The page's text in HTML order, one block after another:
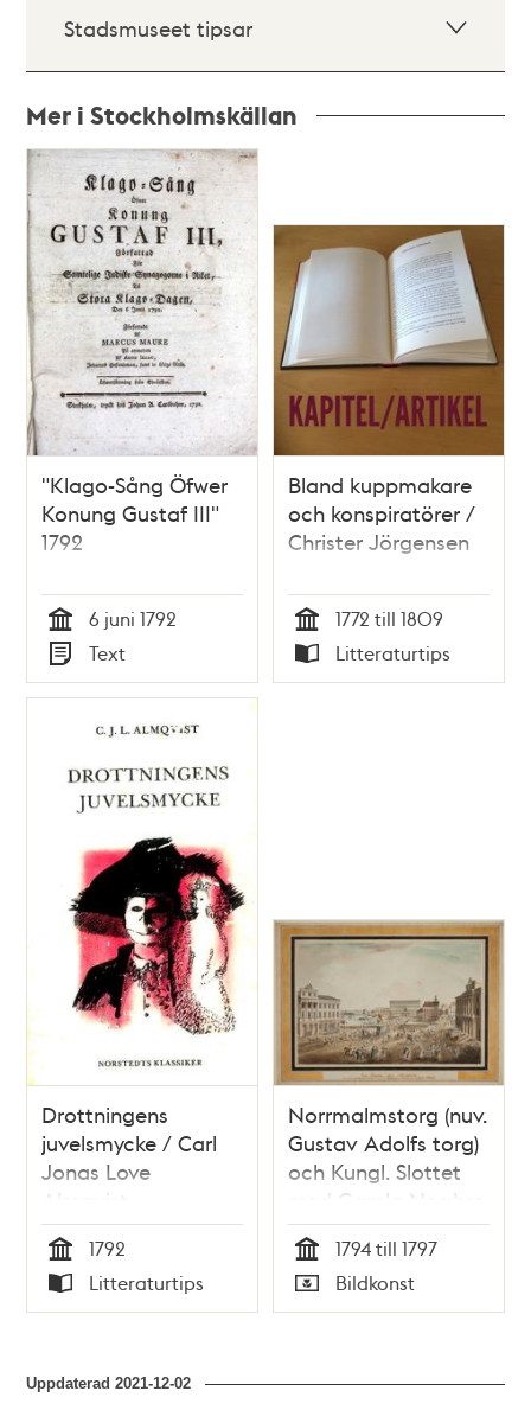
Stadsmuseet tipsar
Mer i Stockholmskällan
Relaterade
poster
och
teman
"Klago-Sång Öfwer
Konung Gustaf III"
1792
Tid
6 juni 1792
Typ
Text
Bland kuppmakare
och konspiratörer /
Christer Jörgensen
Tid
1772 till 1809
Typ
Litteraturtips
Drottningens
juvelsmycke / Carl
Jonas Love
Almqvist
Tid
1792
Typ
Litteraturtips
Norrmalmstorg (nuv.
Gustav Adolfs torg)
och Kungl. Slottet
med Gamla Norrbro
(riven 1797)
Tid
1794 till 1797
Typ
Bildkonst
Uppdaterad2021-12-02